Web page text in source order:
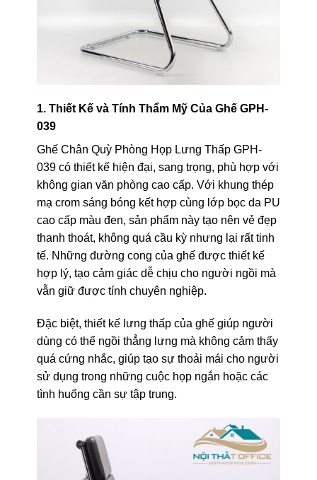
1. Thiết Kế và Tính Thẩm Mỹ Của Ghế GPH-
039
Ghế Chân Quỳ Phòng Họp Lưng Thấp GPH-
039 có thiết kế hiện đại, sang trọng, phù hợp với
không gian văn phòng cao cấp. Với khung thép
mạ crom sáng bóng kết hợp cùng lớp bọc da PU
cao cấp màu đen, sản phẩm này tạo nên vẻ đẹp
thanh thoát, không quá cầu kỳ nhưng lại rất tinh
tế. Những đường cong của ghế được thiết kế
hợp lý, tạo cảm giác dễ chịu cho người ngồi mà
vẫn giữ được tính chuyên nghiệp.
Đặc biệt, thiết kế lưng thấp của ghế giúp người
dùng có thể ngồi thẳng lưng mà không cảm thấy
quá cứng nhắc, giúp tạo sự thoải mái cho người
sử dụng trong những cuộc họp ngắn hoặc các
tình huống cần sự tập trung.